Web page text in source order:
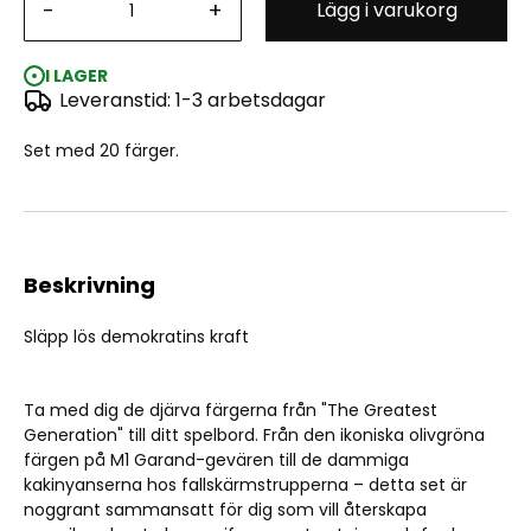
- + Lägg i varukorg
I LAGER
Leveranstid: 1-3 arbetsdagar
Set med 20 färger.
The Army Painter Historical: WWII American Combo
Beskrivning
Släpp lös demokratins kraft
Ta med dig de djärva färgerna från "The Greatest
Generation" till ditt spelbord. Från den ikoniska olivgröna
färgen på M1 Garand-gevären till de dammiga
kakinyanserna hos fallskärmstrupperna – detta set är
noggrant sammansatt för dig som vill återskapa